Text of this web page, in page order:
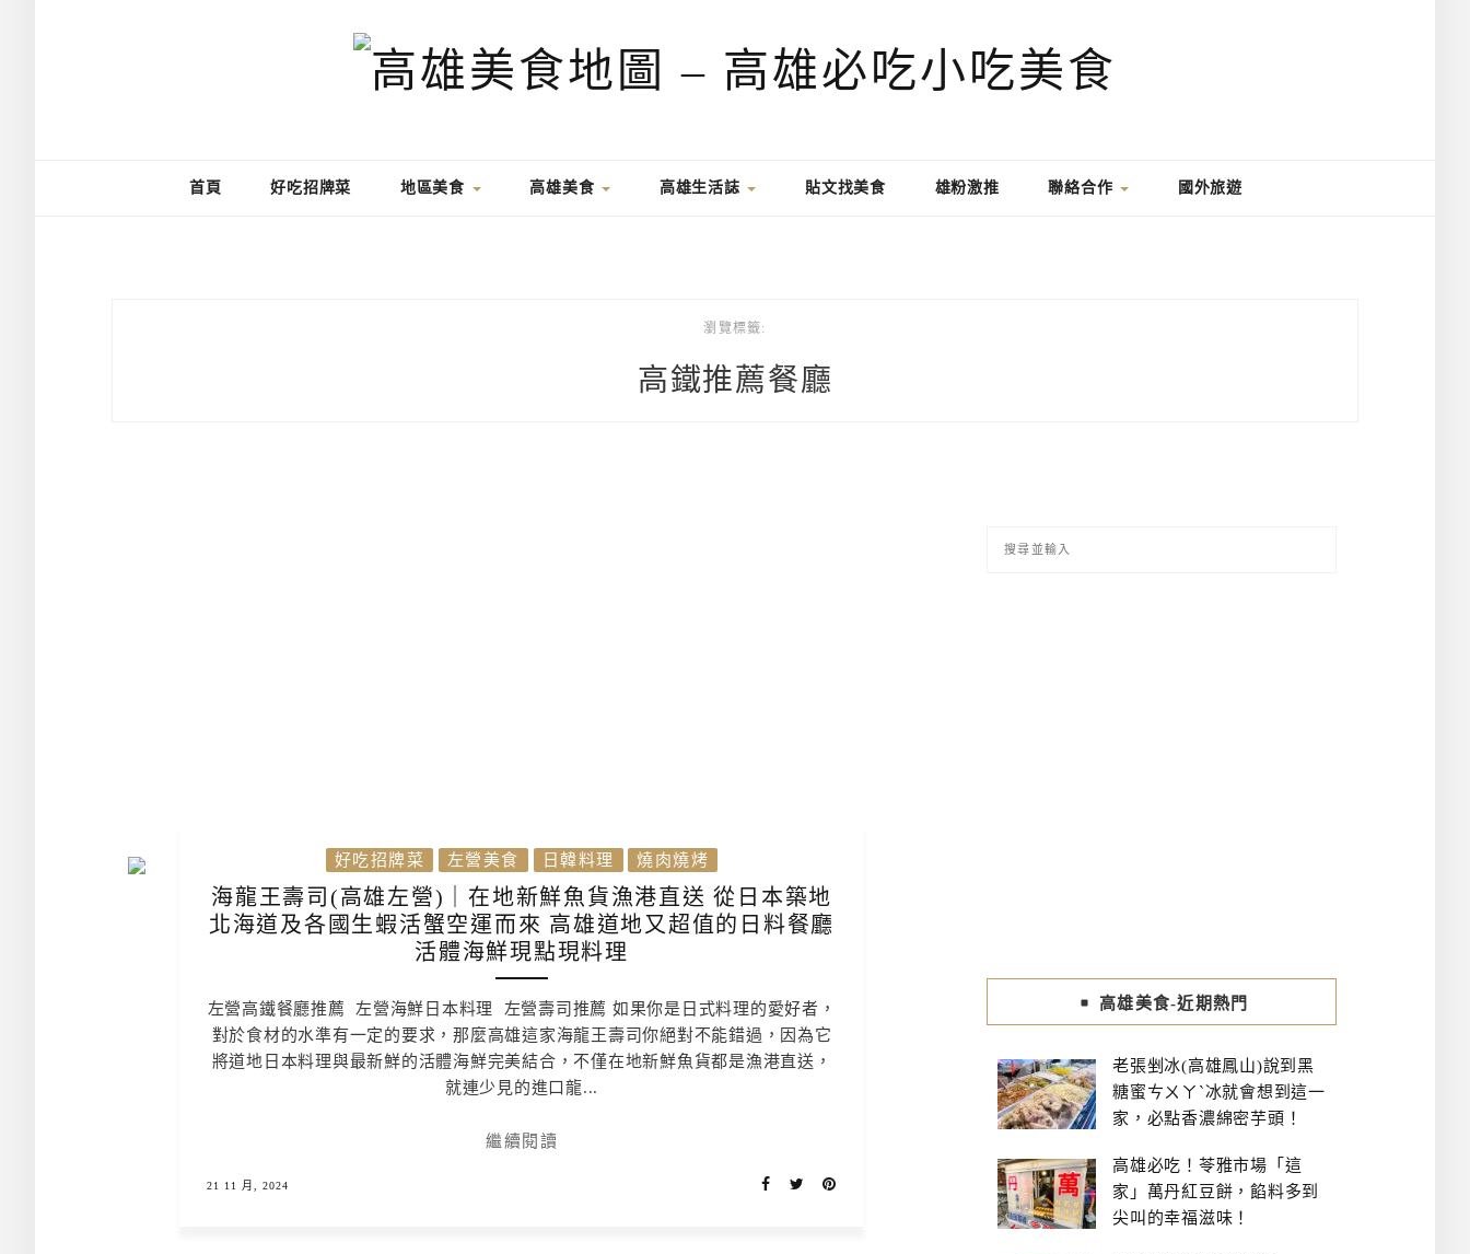
首頁 好吃招牌菜 地區美食 高雄美食 高雄生活誌 貼文找美食 雄粉激推 聯絡合作 國外旅遊
瀏覽標籤:
高鐵推薦餐廳
好吃招牌菜 左營美食 日韓料理 燒肉燒烤
海龍王壽司(高雄左營)｜在地新鮮魚貨漁港直送 從日本築地
北海道及各國生蝦活蟹空運而來 高雄道地又超值的日料餐廳
活體海鮮現點現料理
左營高鐵餐廳推薦 左營海鮮日本料理 左營壽司推薦 如果你是日式料理的愛好者，
對於食材的水準有一定的要求，那麼高雄這家海龍王壽司你絕對不能錯過，因為它
將道地日本料理與最新鮮的活體海鮮完美結合，不僅在地新鮮魚貨都是漁港直送，
就連少見的進口龍...
繼續閱讀
21 11 月, 2024
高雄美食-近期熱門
老張剉冰(高雄鳳山)說到黑
糖蜜ㄘㄨㄚˋ冰就會想到這一
家，必點香濃綿密芋頭！
高雄必吃！苓雅市場「這
家」萬丹紅豆餅，餡料多到
尖叫的幸福滋味！